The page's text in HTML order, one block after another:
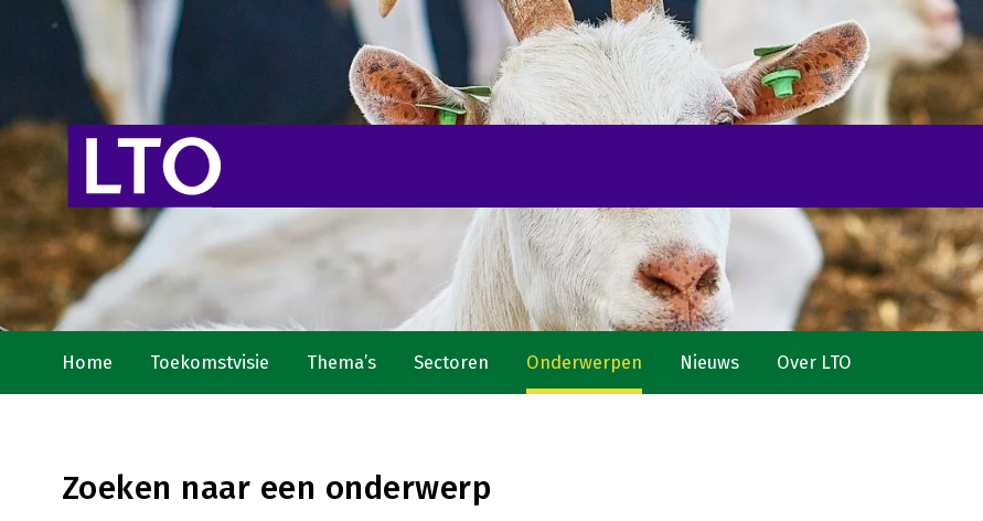
Home Toekomstvisie Thema’s Sectoren Onderwerpen Nieuws Over LTO
Zoeken naar een onderwerp